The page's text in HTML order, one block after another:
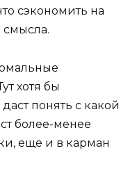
сэкономить на
хотя бы
понять с какой
более-менее
еще и в карман